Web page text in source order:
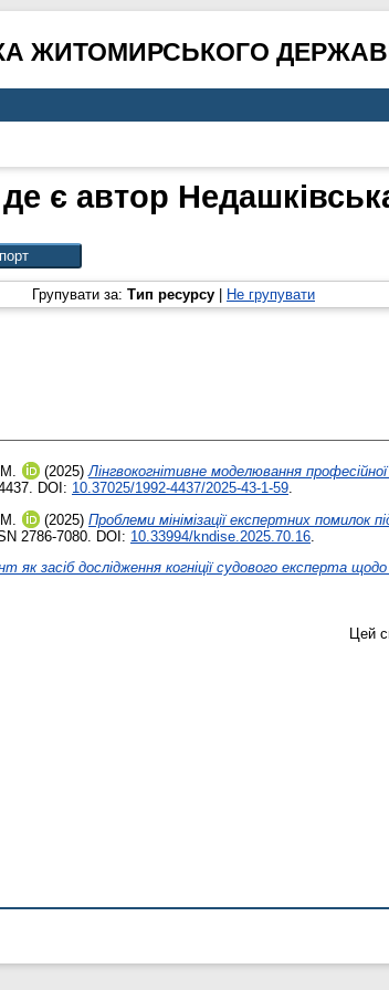
ЖИТОМИРСЬКОГО
є автор
Групувати за: Тип ресурсу Не групувати
М. (2025)Лінгвокогнітивне моделювання
DOI: 10.37025/1992-4437/2025-43-1-59.
М. (2025) Проблеми мінімізації експертних помилок
2786-7080. DOI: 10.33994/kndise.2025.70.16.
як засіб дослідження когніції судового експерта щодо
Цей